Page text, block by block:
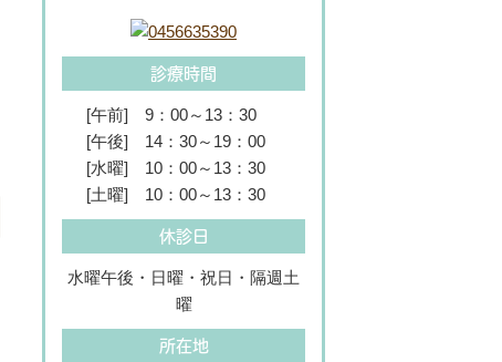
診療時間
[午前]
9：00～13：30
[午後]
14：30～19：00
[水曜]
10：00～13：30
[土曜]
10：00～13：30
休診日
水曜午後・日曜・祝日・隔週土
曜
所在地